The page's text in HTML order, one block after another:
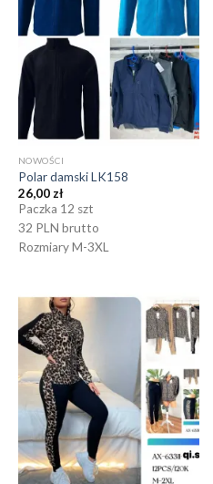
NOWOŚCI
Polar damski LK158
26,00 zł
Paczka 12 szt
32 PLN brutto
Rozmiary M-3XL